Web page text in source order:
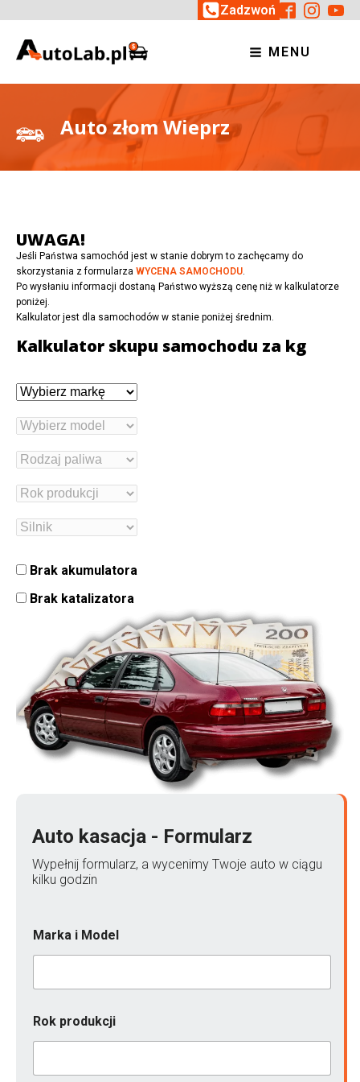
Zadzwoń
MENU
Auto złom Wieprz
UWAGA!
Jeśli Państwa samochód jest w stanie dobrym to zachęcamy do
skorzystania z formularza WYCENA SAMOCHODU.
Po wysłaniu informacji dostaną Państwo wyższą cenę niż w kalkulatorze
poniżej.
Kalkulator jest dla samochodów w stanie poniżej średnim.
Kalkulator skupu samochodu za kg
Brak akumulatora
Brak katalizatora
Auto kasacja - Formularz
Wypełnij formularz, a wycenimy Twoje auto w ciągu
kilku godzin
Marka i Model
Rok produkcji